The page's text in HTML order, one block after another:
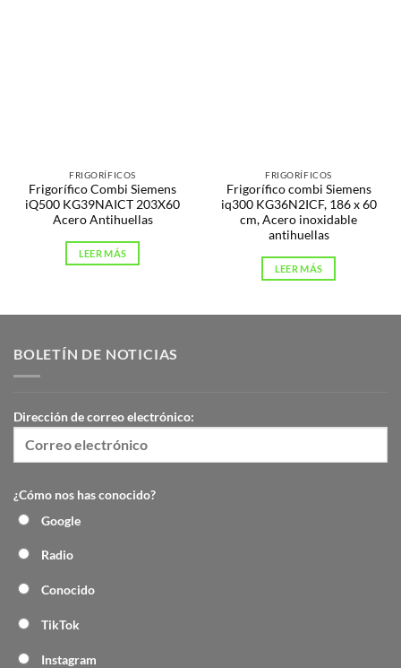
FRIGORÍFICOS
Frigorífico Combi Siemens
iQ500 KG39NAICT 203X60
Acero Antihuellas
LEER MÁS
FRIGORÍFICOS
Frigorífico combi Siemens
iq300 KG36N2ICF, 186 x 60
cm, Acero inoxidable
antihuellas
LEER MÁS
BOLETÍN DE NOTICIAS
Dirección de correo electrónico:
¿Cómo nos has conocido?
Google
Radio
Conocido
TikTok
Instagram